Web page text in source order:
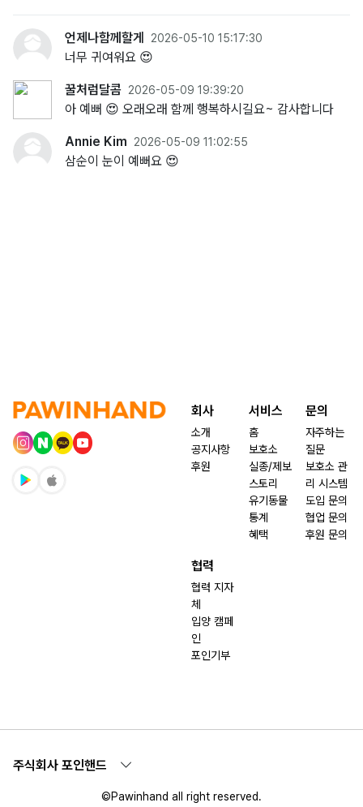
언제나함께할게 2026-05-10 15:17:30
너무 귀여워요 😍
꿀처럼달콤 2026-05-09 19:39:20
아 예뻐 😍 오래오래 함께 행복하시길요~ 감사합니다
Annie Kim 2026-05-09 11:02:55
삼순이 눈이 예뻐요 😍
회사
소개
공지사항
후원
서비스
홈
보호소
실종/제보
스토리
유기동물
통계
혜택
문의
자주하는
질문
보호소 관
리 시스템
도입 문의
협업 문의
후원 문의
협력
협력 지자
체
입양 캠페
인
포인기부
주식회사 포인핸드
©Pawinhand all right reserved.